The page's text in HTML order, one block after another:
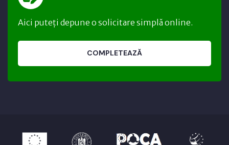
Aici puteți depune o solicitare simplă online.
COMPLETEAZĂ